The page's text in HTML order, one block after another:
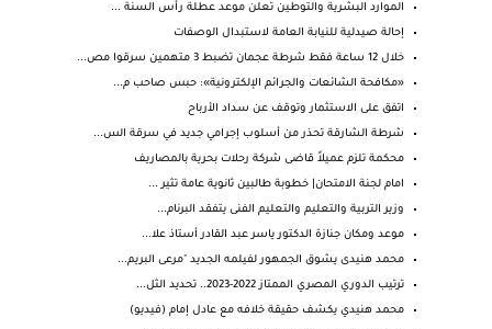
الموارد البشرية والتوطين تعلن موعد عطلة رأس السنة ...
إحالة صيدلية للنيابة العامة لاستبدال الوصفات
خلال 12 ساعة فقط شرطة عجمان تضبط 3 متهمين سرقوا مص...
«مكافحة الشائعات والجرائم الإلكترونية»: حبس صاحب م...
اتفق على الاستثمار وتوقف عن سداد الأرباح
شرطة الشارقة تحذر من أسلوب إجرامي جديد في سرقة الس...
محكمة تلزم عميلاً قاضى شركة رحلات بحرية بالمصاريف
امام لجنة الامتحان| خطوبة طالبين ثانوية عامة تثير ...
وزير التربية والتعليم والتعليم الفنى يتفقد البرنام...
موعد ومكان جنازة الدكتور ياسر عبد القادر أستاذ علا...
محمد هنيدى يشوق الجمهور لفيلمه الجديد "مرعى البريم...
ترتيب الدوري المصري الممتاز 2022-2023.. تحديد الثل...
محمد هنيدي يكشف حقيقة خلافه مع عادل إمام (فيديو)